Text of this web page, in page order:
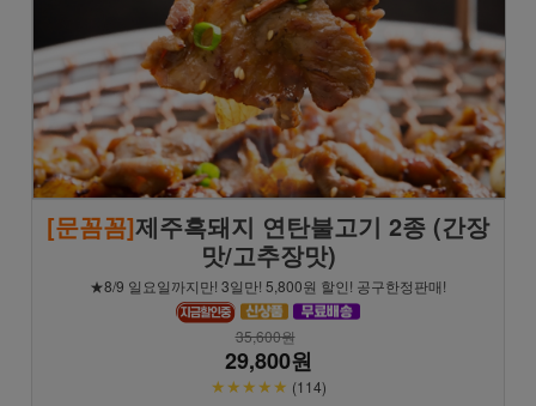
[문꼼꼼]제주흑돼지 연탄불고기 2종 (간장
맛/고추장맛)
★8/9 일요일까지만! 3일만! 5,800원 할인! 공구한정판매!
35,600원
29,800원
★★★★★ (114)